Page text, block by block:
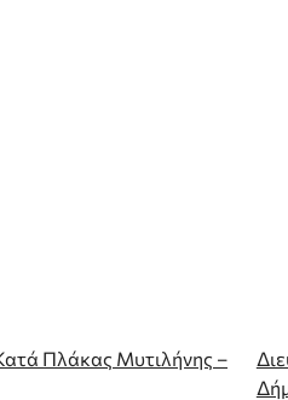
Πλάκας Μυτιλήνης –